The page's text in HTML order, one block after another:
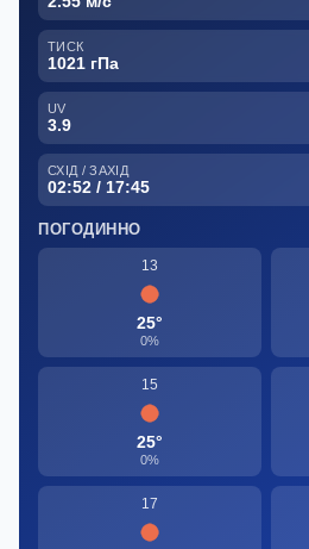
ТИСК
1021 гПа
UV
3.9
СХІД / ЗАХІД
02:52 / 17:45
ПОГОДИННО
13
25°
0%
15
25°
0%
17